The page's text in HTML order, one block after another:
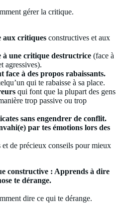
gérer la critique.
aux critiques constructives et aux
à une critique destructrice (face à
agressives).
face à des propos rabaissants.
qui te rabaisse à sa place.
qui font que la plupart des gens
trop passive ou trop
sans engendrer de conflit.
par tes émotions lors des
et de précieux conseils pour mieux
constructive : Apprends à dire
te dérange.
dire ce qui te dérange.